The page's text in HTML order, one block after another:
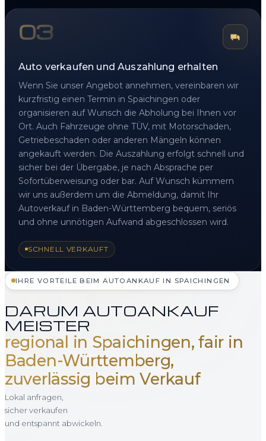
03
Auto verkaufen und Auszahlung erhalten
Wenn Sie unser Angebot annehmen, vereinbaren wir
kurzfristig einen Termin in Spaichingen oder
organisieren auf Wunsch die Abholung bei Ihnen vor
Ort. Auch Fahrzeuge ohne TÜV, mit Motorschaden,
Getriebeschaden oder anderen Mängeln können
angekauft werden. Die Auszahlung erfolgt schnell und
sicher bei der Übergabe, je nach Absprache per
Sofortüberweisung oder bar. Auf Wunsch kümmern
wir uns außerdem um die Abmeldung, damit Ihr
Autoverkauf in Baden-Württemberg bequem, seriös
und ohne unnötigen Aufwand abgeschlossen wird.
SCHNELL VERKAUFT
IHRE VORTEILE BEIM AUTOANKAUF IN SPAICHINGEN
DARUM AUTOANKAUF
MEISTER
regional in Spaichingen, fair in
Baden-Württemberg,
zuverlässig beim Verkauf
Lokal anfragen,
sicher verkaufen
und entspannt abwickeln.